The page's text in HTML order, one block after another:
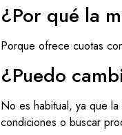
¿Por qué la
Porque ofrece cuotas
¿Puedo
No es habitual, ya que
condiciones o buscar